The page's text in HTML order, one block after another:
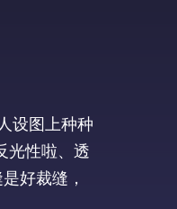
设图上种种
光性啦、透
好裁缝，